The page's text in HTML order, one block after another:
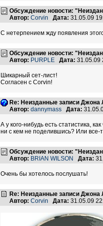
Обсуждение новости:
Автор: Corvin Дата: 31.05.09
С нетерпением жду появления
Обсуждение новости:
Автор: PURPLE Дата: 31.05.09
Шикарный сет-лист!
Согласен с Corvin!
Re: Неизданные записи Джона
Автор: dannymass Дата:
А у кого-нибудь есть статистика,
ни с кем не поделившись? Или все-
Обсуждение новости:
Автор: BRIAN WILSON Дата:
Очень бы хотелось послушать!
Re: Неизданные записи Джона
Автор: Corvin Дата: 31.05.09